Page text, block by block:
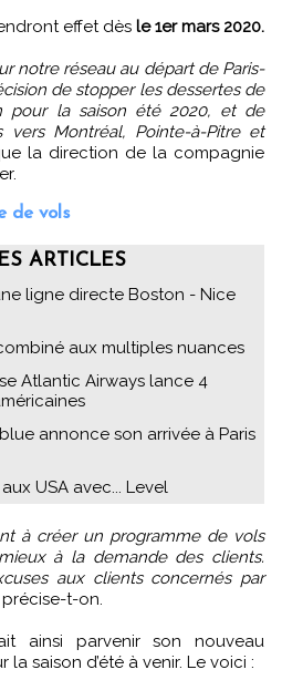
effet dès le 1er mars 2020.
notre réseau au départ de Paris-
de stopper les dessertes de
pour la saison été 2020, et de
vers Montréal, Pointe-à-Pitre et
la direction de la compagnie
de vols
ARTICLES
ligne directe Boston - Nice
aux multiples nuances
Atlantic Airways lance 4
annonce son arrivée à Paris
USA avec... Level
à créer un programme de vols
à la demande des clients.
aux clients concernés par
t-on.
ainsi parvenir son nouveau
saison d’été à venir. Le voici :